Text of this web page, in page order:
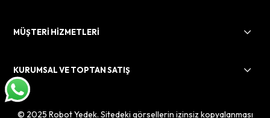
MÜŞTERİ HİZMETLERİ
KURUMSAL VE TOPTAN SATIŞ
© 2025 Robot Yedek. Sitedeki görsellerin izinsiz kopyalanması